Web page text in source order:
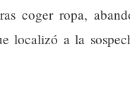
coger ropa,
localizó a la